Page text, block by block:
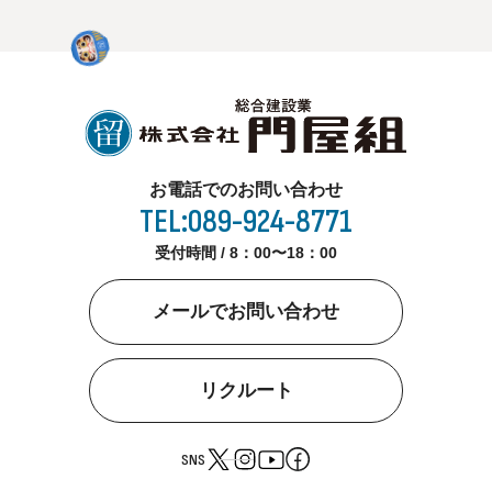
お電話でのお問い合わせ
TEL:089-924-8771
受付時間 / 8：00〜18：00
メールでお問い合わせ
リクルート
SNS